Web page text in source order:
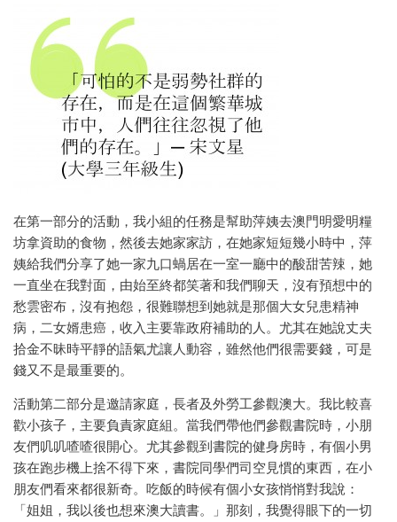
在第一部分的活動，我小組的任務是幫助萍姨去澳門明愛明糧
坊拿資助的食物，然後去她家家訪，在她家短短幾小時中，萍
姨給我們分享了她一家九口蝸居在一室一廳中的酸甜苦辣，她
一直坐在我對面，由始至終都笑著和我們聊天，沒有預想中的
愁雲密布，沒有抱怨，很難聯想到她就是那個大女兒患精神
病，二女婿患癌，收入主要靠政府補助的人。尤其在她說丈夫
拾金不昧時平靜的語氣尤讓人動容，雖然他們很需要錢，可是
錢又不是最重要的。
活動第二部分是邀請家庭，長者及外勞工參觀澳大。我比較喜
歡小孩子，主要負責家庭組。當我們帶他們參觀書院時，小朋
友們叽叽喳喳很開心。尤其參觀到書院的健身房時，有個小男
孩在跑步機上捨不得下來，書院同學們司空見慣的東西，在小
朋友們看來都很新奇。吃飯的時候有個小女孩悄悄對我說：
「姐姐，我以後也想來澳大讀書。」那刻，我覺得眼下的一切